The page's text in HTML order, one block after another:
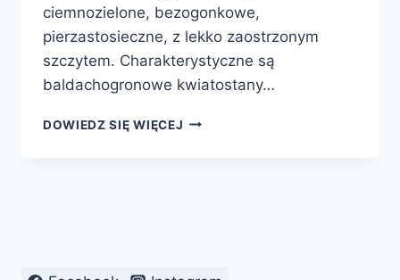
ciemnozielone, bezogonkowe,
pierzastosieczne, z lekko zaostrzonym
szczytem. Charakterystyczne są
baldachogronowe kwiatostany…
DOWIEDZ SIĘ WIĘCEJ KRWAWNIK